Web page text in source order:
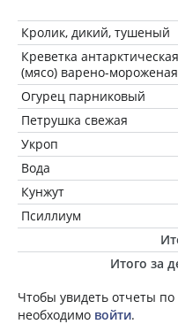
Кролик, дикий, тушеный
Креветка антарктическая
(мясо) варено-мороженая
Огурец парниковый
Петрушка свежая
Укроп
Вода
Кунжут
Псиллиум
Итого за
Чтобы увидеть отчеты
необходимо войти.